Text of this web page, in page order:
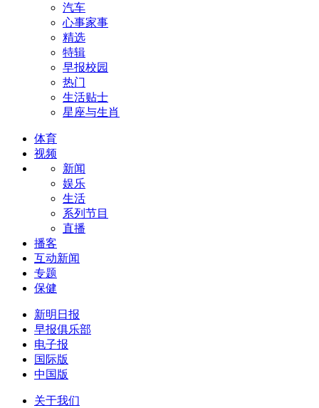
汽车
心事家事
精选
特辑
早报校园
热门
生活贴士
星座与生肖
体育
视频
新闻
娱乐
生活
系列节目
直播
播客
互动新闻
专题
保健
新明日报
早报俱乐部
电子报
国际版
中国版
关于我们